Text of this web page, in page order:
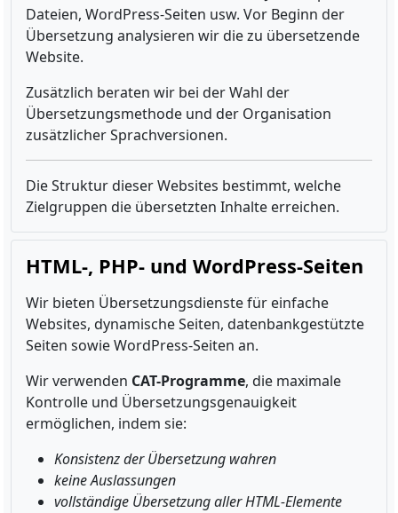
Dateien, WordPress-Seiten usw. Vor Beginn der
Übersetzung analysieren wir die zu übersetzende
Website.
Zusätzlich beraten wir bei der Wahl der
Übersetzungsmethode und der Organisation
zusätzlicher Sprachversionen.
Die Struktur dieser Websites bestimmt, welche
Zielgruppen die übersetzten Inhalte erreichen.
HTML-, PHP- und WordPress-Seiten
Wir bieten Übersetzungsdienste für einfache
Websites, dynamische Seiten, datenbankgestützte
Seiten sowie WordPress-Seiten an.
Wir verwenden CAT-Programme, die maximale
Kontrolle und Übersetzungsgenauigkeit
ermöglichen, indem sie:
Konsistenz der Übersetzung wahren
keine Auslassungen
vollständige Übersetzung aller HTML-Elemente